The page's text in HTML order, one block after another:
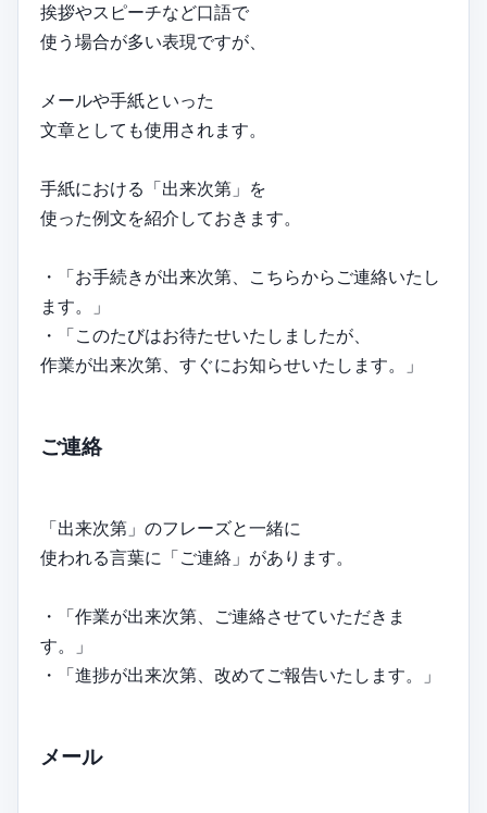
挨拶やスピーチなど口語で
使う場合が多い表現ですが、
メールや手紙といった
文章としても使用されます。
手紙における「出来次第」を
使った例文を紹介しておきます。
・「お手続きが出来次第、こちらからご連絡いたし
ます。」
・「このたびはお待たせいたしましたが、
作業が出来次第、すぐにお知らせいたします。」
ご連絡
「出来次第」のフレーズと一緒に
使われる言葉に「ご連絡」があります。
・「作業が出来次第、ご連絡させていただきま
す。」
・「進捗が出来次第、改めてご報告いたします。」
メール